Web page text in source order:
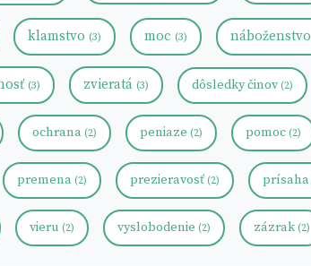
klamstvo (3) moc (3) náboženstvo
(3) zvieratá (3) dôsledky činov (2)
ochrana (2) peniaze (2) pomoc (2)
premena (2) prezieravosť (2) prísaha
vieru (2) vyslobodenie (2) zázrak (2)